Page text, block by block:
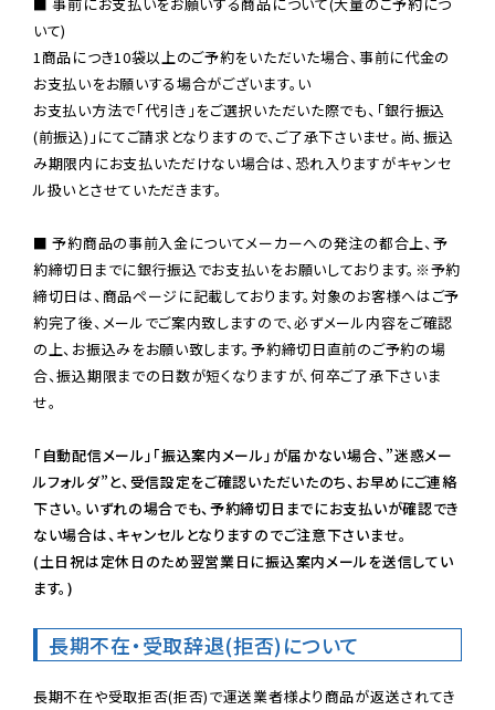
いて)
1商品につき10袋以上のご予約をいただいた場合、事前に代金の
お支払いをお願いする場合がございます。い
お支払い方法で「代引き」をご選択いただいた際でも、「銀行振込
(前振込)」にてご請求となりますので、ご了承下さいませ。尚、振込
み期限内にお支払いただけない場合は、恐れ入りますがキャンセ
ル扱いとさせていただきます。
■ 予約商品の事前入金についてメーカーへの発注の都合上、予
約締切日までに銀行振込でお支払いをお願いしております。※予約
締切日は、商品ページに記載しております。対象のお客様へはご予
約完了後、メールでご案内致しますので、必ずメール内容をご確認
の上、お振込みをお願い致します。予約締切日直前のご予約の場
合、振込期限までの日数が短くなりますが、何卒ご了承下さいま
せ。
「自動配信メール」「振込案内メール」が届かない場合、”迷惑メー
ルフォルダ”と、受信設定をご確認いただいたのち、お早めにご連絡
下さい。いずれの場合でも、予約締切日までにお支払いが確認でき
ない場合は、キャンセルとなりますのでご注意下さいませ。
(土日祝は定休日のため翌営業日に振込案内メールを送信してい
ます。)
長期不在・受取辞退(拒否)について
長期不在や受取拒否(拒否)で運送業者様より商品が返送されてき